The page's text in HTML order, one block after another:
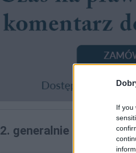
If you
2. generalnie (np.